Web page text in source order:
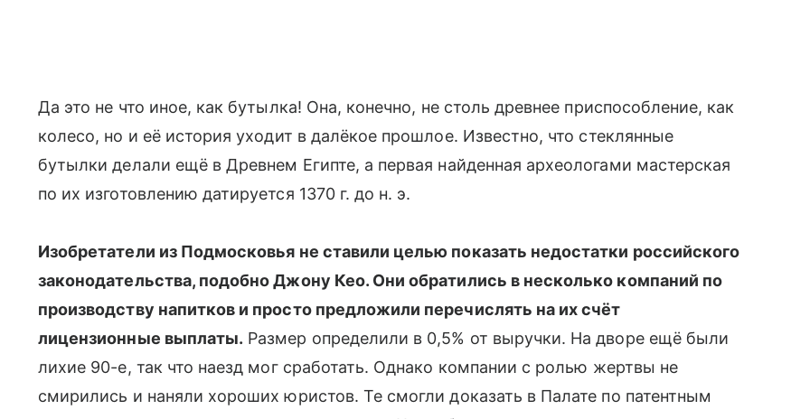
Да это не что иное, как бутылка! Она, конечно, не столь древнее приспособление, как
колесо, но и её история уходит в далёкое прошлое. Известно, что стеклянные
бутылки делали ещё в Древнем Египте, а первая найденная археологами мастерская
по их изготовлению датируется 1370 г. до н. э.
Изобретатели из Подмосковья не ставили целью показать недостатки российского
законодательства, подобно Джону Кео. Они обратились в несколько компаний по
производству напитков и просто предложили перечислять на их счёт
лицензионные выплаты. Размер определили в 0,5% от выручки. На дворе ещё были
лихие 90-е, так что наезд мог сработать. Однако компании с ролью жертвы не
смирились и наняли хороших юристов. Те смогли доказать в Палате по патентным